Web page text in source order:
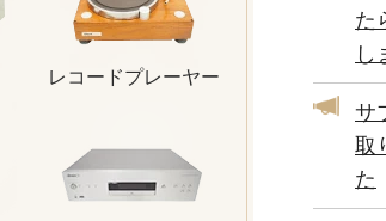
レコードプレーヤー
た
し
サ
取
た